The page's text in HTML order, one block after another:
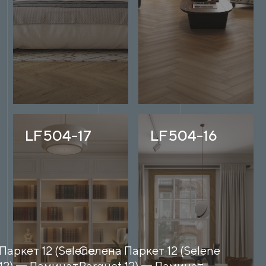
LF504-17
12 (Selene
LF504-16
Селена Паркет 12 (Selene